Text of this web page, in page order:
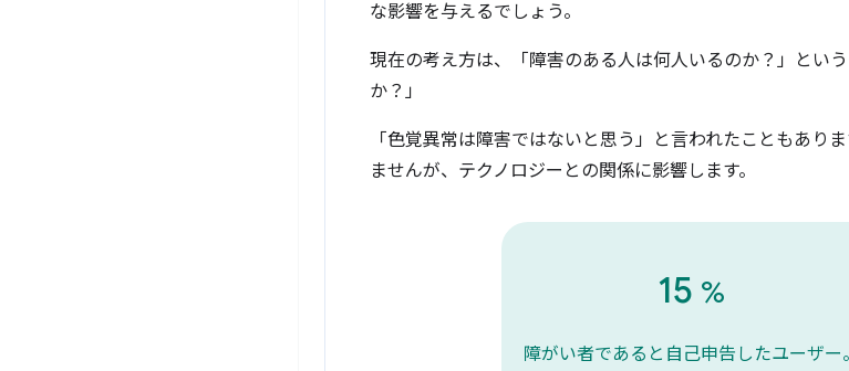
な影響を与えるでしょう。
現在の考え方は、「障害のある人は何人いるのか？」とい
か？」
「色覚異常は障害ではないと思う」と言われたこともあり
ませんが、テクノロジーとの関係に影響します。
15 %
障がい者であると自己申告したユーザー。